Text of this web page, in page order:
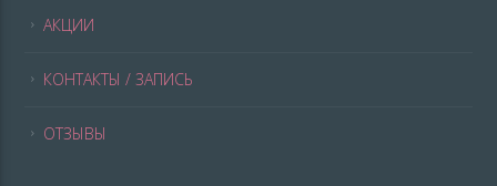
АКЦИИ
КОНТАКТЫ / ЗАПИСЬ
ОТЗЫВЫ